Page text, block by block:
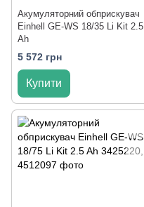
Акумуляторний обприскувач
Einhell GE-WS 18/35 Li Kit 2.5
Ah
5 572 грн
Купити